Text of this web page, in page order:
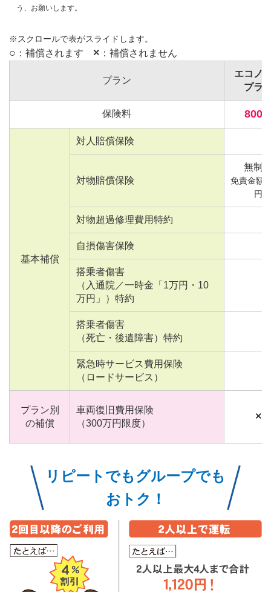
う、お願いします。
※スクロールで表がスライドします。
○ ：補償されます × ：補償されません
プラン
エコノ
プラ
保険料 800
基本補償
対人賠償保険
対物賠償保険
無制
免責金額
円
対物超過修理費用特約
自損傷害保険
搭乗者傷害
（入通院／一時金「1万円・10
万円」）特約
搭乗者傷害
（死亡・後遺障害）特約
緊急時サービス費用保険
（ロードサービス）
プラン別
の補償
車両復旧費用保険
（300万円限度）
×
リピートでもグループでも
おトク！